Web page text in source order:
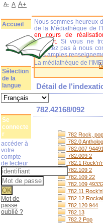
Détail de
782.42168/092
782 Rock,
782.0
782.007 94491
782.009 2
782.1
782.109 2
782.109 22
782.109
782.11
782.12
782.120 944
782.13
782.2 Pop
Nous sommes heureux
de la Médiathèque de
en cours de
complet.
Si vous ne
n'hésitez pas à nous
plus amples
La médiathèque de
A- A A+
Accueil
Sélection
de la
langue
Se
connecte
r
accéder à
votre
compte
de lecteur
Mot de
passe
oublié ?